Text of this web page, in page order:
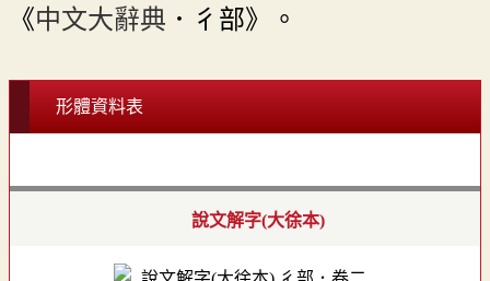
《中文大辭典 ．彳部》。
形體資料表
說文解字(大徐本)